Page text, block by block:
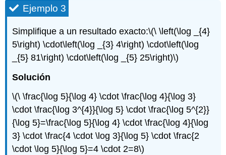
Ejemplo 3
Simplifique a un resultado exacto:\(\ \left(\log _{4}
5\right) \cdot\left(\log _{3} 4\right) \cdot\left(\log
_{5} 81\right) \cdot\left(\log _{5} 25\right)\)
Solución
\(\ \frac{\log 5}{\log 4} \cdot \frac{\log 4}{\log 3}
\cdot \frac{\log 3^{4}}{\log 5} \cdot \frac{\log 5^{2}}
{\log 5}=\frac{\log 5}{\log 4} \cdot \frac{\log 4}{\log
3} \cdot \frac{4 \cdot \log 3}{\log 5} \cdot \frac{2
\cdot \log 5}{\log 5}=4 \cdot 2=8\)